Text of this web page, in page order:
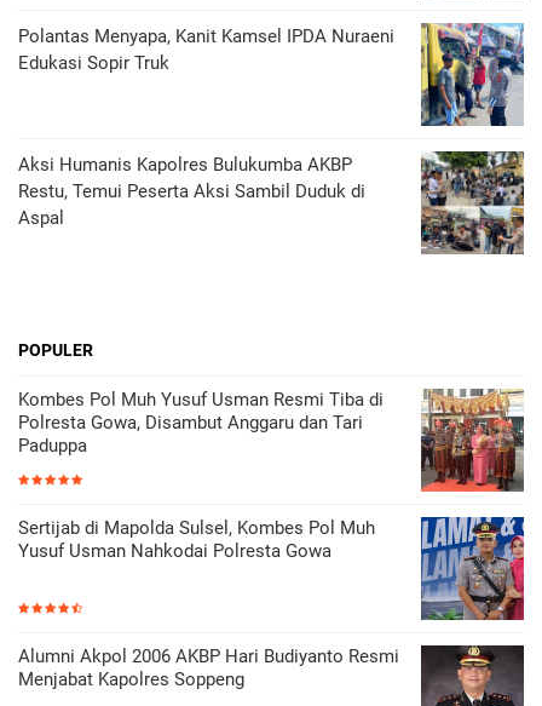
Polantas Menyapa, Kanit Kamsel IPDA Nuraeni
Edukasi Sopir Truk
Aksi Humanis Kapolres Bulukumba AKBP
Restu, Temui Peserta Aksi Sambil Duduk di
Aspal
POPULER
Kombes Pol Muh Yusuf Usman Resmi Tiba di
Polresta Gowa, Disambut Anggaru dan Tari
Paduppa
Sertijab di Mapolda Sulsel, Kombes Pol Muh
Yusuf Usman Nahkodai Polresta Gowa
Alumni Akpol 2006 AKBP Hari Budiyanto Resmi
Menjabat Kapolres Soppeng